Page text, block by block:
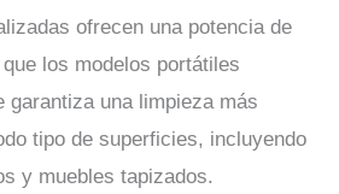
ofrecen una potencia de
los modelos portátiles
garantiza una limpieza más
tipo de superficies, incluyendo
y muebles tapizados.